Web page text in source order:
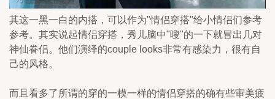
其这一黑一白的内搭，可以作为"情侣穿搭"给小情侣们参考
参考。其实说起情侣穿搭，秀儿脑中"嗖"的一下就冒出几对
神仙眷侣。他们演绎的couple looks非常有感染力，很有自
己的风格。
而且看多了所谓的穿的一模一样的情侣穿搭的确有些审美疲